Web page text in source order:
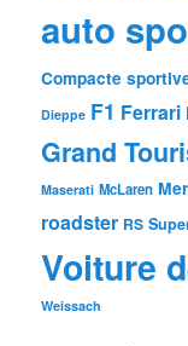
auto
Compacte
Dieppe F1 Ferrari
Grand
Maserati McLaren
roadster RS
Voiture
Weissach